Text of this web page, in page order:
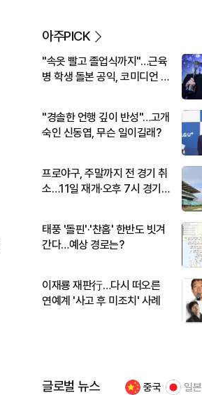
아주PICK
"속옷 빨고 졸업식까지"…근육
병 학생 돌본 공익, 코미디언 김
"경솔한 언행 깊이 반성"…고개
숙인 신동엽, 무슨 일이길래?
프로야구, 주말까지 전 경기 취
소…11일 재개·오후 7시 경기
태풍 '돌핀'·'찬홈' 한반도 빗겨
간다…예상 경로는?
이재룡 재판行…다시 떠오른
연예계 '사고 후 미조치' 사례
글로벌 뉴스 중국 일본